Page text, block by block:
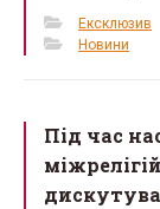
Ексклюзив
Новини
Під час